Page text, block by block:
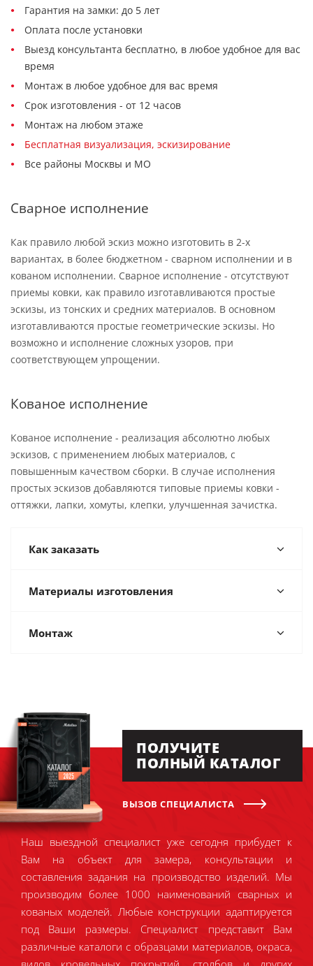
Гарантия на замки: до 5 лет
Оплата после установки
Выезд консультанта бесплатно, в любое удобное для вас
время
Монтаж в любое удобное для вас время
Срок изготовления - от 12 часов
Монтаж на любом этаже
Бесплатная визуализация, эскизирование
Все районы Москвы и МО
Сварное исполнение
Как правило любой эскиз можно изготовить в 2-х
вариантах, в более бюджетном - сварном исполнении и в
кованом исполнении. Сварное исполнение - отсутствуют
приемы ковки, как правило изготавливаются простые
эскизы, из тонских и средних материалов. В основном
изготавливаются простые геометрические эскизы. Но
возможно и исполнение сложных узоров, при
соответствующем упрощении.
Кованое исполнение
Кованое исполнение - реализация абсолютно любых
эскизов, с применением любых материалов, с
повышенным качеством сборки. В случае исполнения
простых эскизов добавляются типовые приемы ковки -
оттяжки, лапки, хомуты, клепки, улучшенная зачистка.
Как заказать
Материалы изготовления
Монтаж
ПОЛУЧИТЕ
ПОЛНЫЙ КАТАЛОГ
ВЫЗОВ СПЕЦИАЛИСТА
Наш выездной специалист уже сегодня прибудет к
Вам на объект для замера, консультации и
составления задания на производство изделий. Мы
производим более 1000 наименований сварных и
кованых моделей. Любые конструкции адаптируется
под Ваши размеры. Специалист представит Вам
различные каталоги с образцами материалов, окраса,